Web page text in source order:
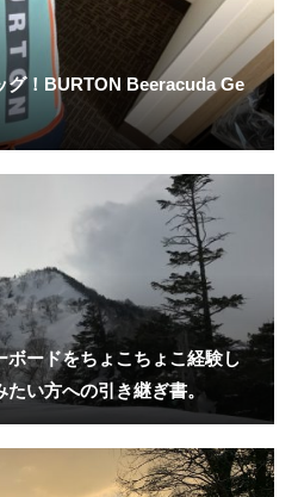
グ！BURTON Beeracuda Ge
ボードをちょこちょこ経験し
い方への引き継ぎ書。